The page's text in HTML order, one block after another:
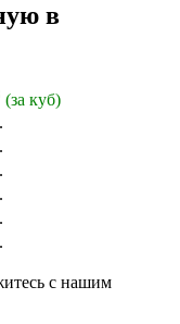
в
(за куб)
с нашим